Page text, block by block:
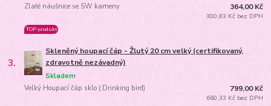
Zlaté náušnice se SW kameny
TOP produkt
364,00 Kč
300,83 Kč bez DPH
3.
Skleněný houpací čáp - Žlutý 20 cm velký (certifikovaný,
zdravotně nezávadný)
Velký Houpací čáp sklo ( Drinking bird)
Skladem
799,00 Kč
660,33 Kč bez DPH